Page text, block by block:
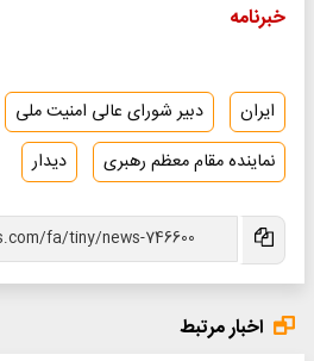
خبرنامه
ایران دبیر شورای عالی امنیت ملی
نماینده مقام معظم رهبری
دیدار
اخبار مرتبط